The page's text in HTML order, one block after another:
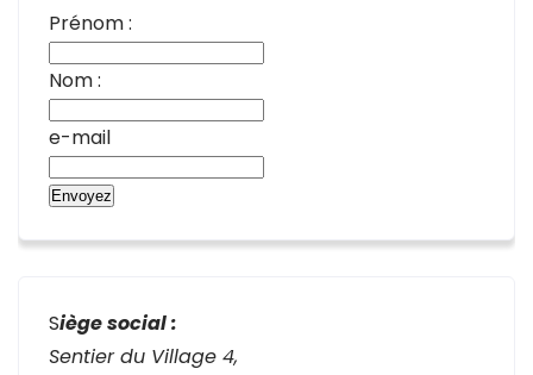
Prénom :
Nom :
e-mail
Siège social :
Sentier du Village 4,